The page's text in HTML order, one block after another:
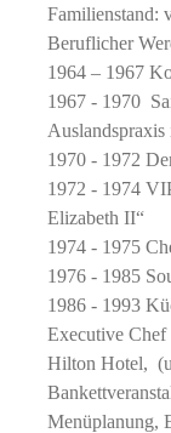
Familienstand:
Beruflicher
1964 – 1967
1967 - 1970
1970 - 1972
1972 - 1974
Elizabeth II“
1974 - 1975
1976 - 1985
1986 - 1993
Executive
Hilton Hotel,
Menüplanung,